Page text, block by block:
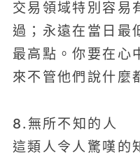
交易領域特別容易
過；永遠在當日最
最高點。你要在心
來不管他們說什麼
8.無所不知的人
這類人令人驚嘆的